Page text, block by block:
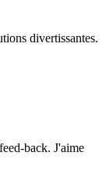
divertissantes.
back. J'aime